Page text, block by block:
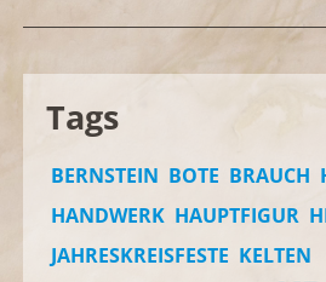
Tags
BERNSTEIN BOTE BRAUCH
HANDWERK HAUPTFIGUR
JAHRESKREISFESTE KELTEN